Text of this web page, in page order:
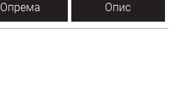
Опрема Опис